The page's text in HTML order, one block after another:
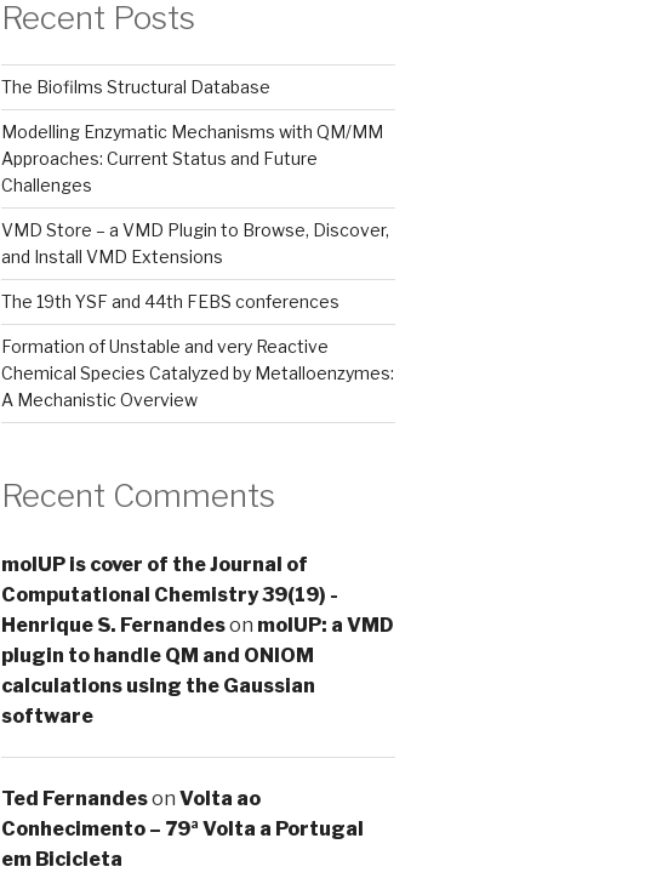
Recent Posts
The Biofilms Structural Database
Modelling Enzymatic Mechanisms with QM/MM
Approaches: Current Status and Future
Challenges
VMD Store – a VMD Plugin to Browse, Discover,
and Install VMD Extensions
The 19th YSF and 44th FEBS conferences
Formation of Unstable and very Reactive
Chemical Species Catalyzed by Metalloenzymes:
A Mechanistic Overview
Recent Comments
molUP is cover of the Journal of
Computational Chemistry 39(19) -
Henrique S. Fernandeson molUP: a VMD
plugin to handle QM and ONIOM
calculations using the Gaussian
software
Ted Fernandeson Volta ao
Conhecimento – 79ª Volta a Portugal
em Bicicleta